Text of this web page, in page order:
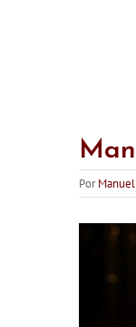
PorManuel